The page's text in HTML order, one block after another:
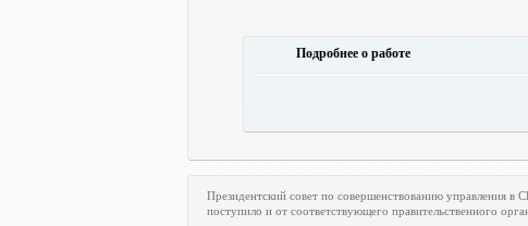
Подробнее о работе
Президентский совет по совершенствованию управления
поступило и от соответствующего правительственного